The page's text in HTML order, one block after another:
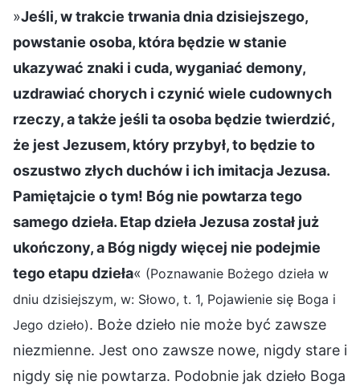
»Jeśli, w trakcie trwania dnia dzisiejszego,
powstanie osoba, która będzie w stanie
ukazywać znaki i cuda, wyganiać demony,
uzdrawiać chorych i czynić wiele cudownych
rzeczy, a także jeśli ta osoba będzie twierdzić,
że jest Jezusem, który przybył, to będzie to
oszustwo złych duchów i ich imitacja Jezusa.
Pamiętajcie o tym! Bóg nie powtarza tego
samego dzieła. Etap dzieła Jezusa został już
ukończony, a Bóg nigdy więcej nie podejmie
tego etapu dzieła« (Poznawanie Bożego dzieła w
dniu dzisiejszym, w: Słowo, t. 1, Pojawienie się Boga i
Jego dzieło). Boże dzieło nie może być zawsze
niezmienne. Jest ono zawsze nowe, nigdy stare i
nigdy się nie powtarza. Podobnie jak dzieło Boga